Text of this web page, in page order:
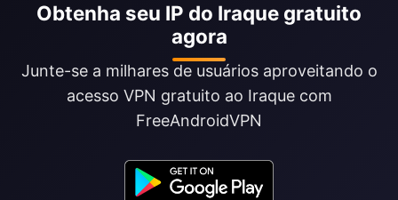
Obtenha seu IP do Iraque gratuito
agora
Junte-se a milhares de usuários aproveitando o
acesso VPN gratuito ao Iraque com
FreeAndroidVPN